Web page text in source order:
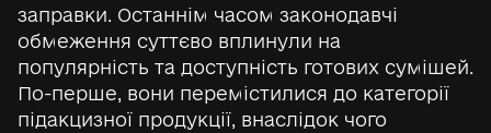
заправки. Останнім часом законодавчі
обмеження суттєво вплинули на
популярність та доступність готових сумішей.
По-перше, вони перемістилися до категорії
підакцизної продукції, внаслідок чого